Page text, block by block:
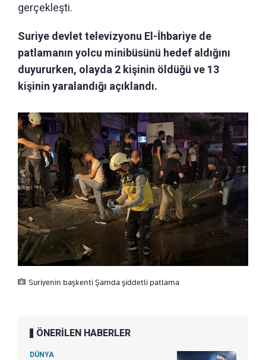
gerçekleşti.
Suriye devlet televizyonu El-İhbariye de
patlamanın yolcu minibüsünü hedef aldığını
duyururken, olayda 2 kişinin öldüğü ve 13
kişinin yaralandığı açıklandı.
Suriyenin başkenti Şamda şiddetli patlama
ÖNERİLEN HABERLER
DÜNYA